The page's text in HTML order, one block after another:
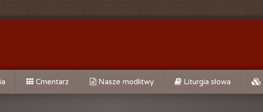
Cmentarz Nasze modlitwy Liturgia słowa